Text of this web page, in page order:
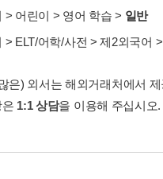
> 어린이 > 영어 학습 > 일반
> ELT/어학/사전 >제2외국어 >
은) 외서는 해외거래처에서
1:1 상담을 이용해 주십시오.